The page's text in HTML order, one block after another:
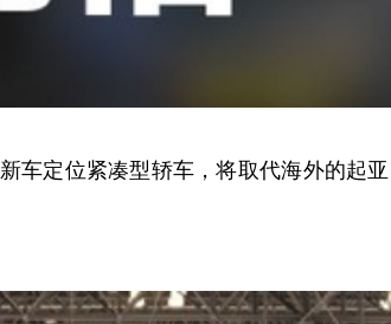
新车定位紧凑型轿车，将取代海外的起亚